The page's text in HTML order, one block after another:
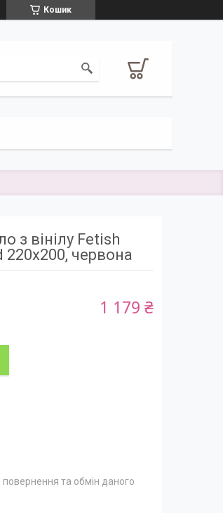
Кошик
з вінілу Fetish
червона
1 179 ₴
та обмін даного